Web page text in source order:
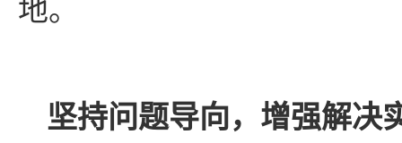
地。
坚持问题导向，增强解决